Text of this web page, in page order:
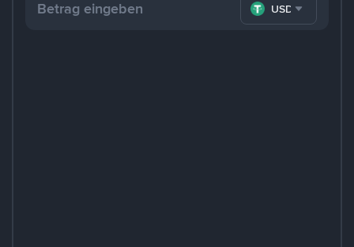
USDT